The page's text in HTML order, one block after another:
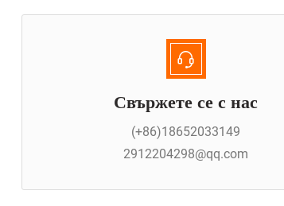
Свържете се с нас
(+86)18652033149
2912204298@qq.com